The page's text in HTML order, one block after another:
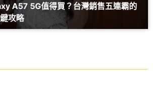
A57 5G值得買？台灣銷售五連霸的
攻略